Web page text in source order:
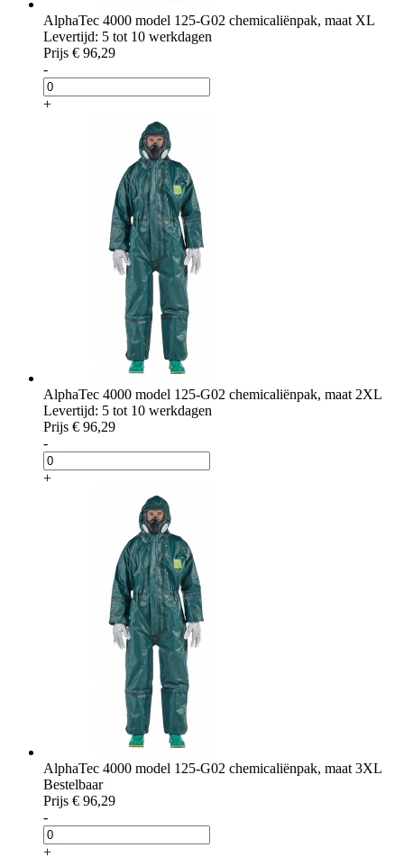
AlphaTec 4000 model 125-G02 chemicaliënpak, maat XL
Levertijd: 5 tot 10 werkdagen
Prijs € 96,29
-
+
AlphaTec 4000 model 125-G02 chemicaliënpak, maat 2XL
Levertijd: 5 tot 10 werkdagen
Prijs € 96,29
-
+
AlphaTec 4000 model 125-G02 chemicaliënpak, maat 3XL
Bestelbaar
Prijs € 96,29
-
+